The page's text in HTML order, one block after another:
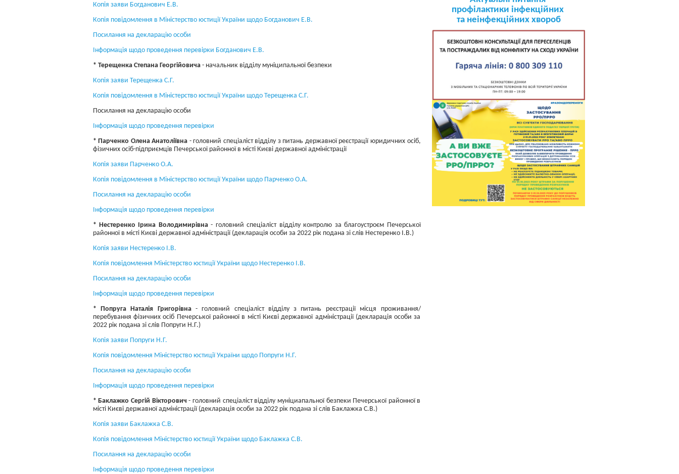
Копія заяви Богданович Е.B.
Копія повідомлення в Міністерство юстиції України щодо Богданович Е.B.
Посилання на декларацію особи
Інформація щодо проведення перевірки Богданович Е.В.
* Терещенка Степана Георгійовича- начальник відділу муніципальної безпеки
Копія заяви Терещенка С.Г.
Копія повідомлення в Міністерство юстиції України щодо Терещенка С.Г.
Посилання на декларацію особи
Інформація щодо проведення перевірки
* Парченко Олена Анатоліївна - головний спеціаліст відділу з питань державної реєстрації юридичних осіб,
фізичних осіб-підприємців Печерської районної в місті Києві державної адміністрації
Копія заяви Парченко О.А.
Копія повідомлення в Міністерство юстиції України щодо Парченко О.А.
Посилання на декларацію особи
Інформація щодо проведення перевірки
* Нестеренко Ірина Володимирівна- головний спеціаліст відділу контролю за благоустроєм Печерської
районної в місті Києві державної адміністрації (декларація особи за 2022 рік подана зі слів Нестеренко І.В.)
Копія заяви Нестеренко І.В.
Копія повідомлення Міністерство юстиції України щодо Нестеренко І.В.
Посилання на декларацію особи
Інформація щодо проведення перевірки
* Попруга Наталія Григорівна- головний спеціаліст відділу з питань реєстрації місця проживання/
перебування фізичних осіб Печерської районної в місті Києві державної адміністрації (декларація особи за
2022 рік подана зі слів Попруги Н.Г.)
Копія заяви Попруги Н.Г.
Копія повідомлення Міністерство юстиції України щодо Попруги Н.Г.
Посилання на декларацію особи
Інформація щодо проведення перевірки
* Баклажко Сергій Вікторович - головний спеціаліст відділу муніциапальної безпеки Печерської районної в
місті Києві державної адміністрації (декларація особи за 2022 рік подана зі слів Баклажка С.В.)
Копія заяви Баклажка С.В.
Копія повідомлення Міністерство юстиції України щодо Баклажка С.В.
Посилання на декларацію особи
Інформація щодо проведення перевірки
профілактики інфекційних
та неінфекційних хвороб